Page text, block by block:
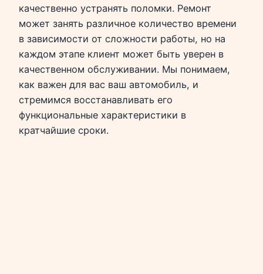
качественно устранять поломки. Ремонт
может занять различное количество времени
в зависимости от сложности работы, но на
каждом этапе клиент может быть уверен в
качественном обслуживании. Мы понимаем,
как важен для вас ваш автомобиль, и
стремимся восстанавливать его
функциональные характеристики в
кратчайшие сроки.